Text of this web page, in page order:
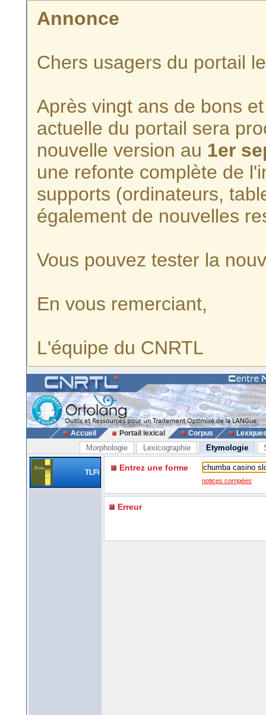
Annonce
Chers usagers du portail
Après vingt ans de bons
actuelle du portail sera
nouvelle version au 1er
une refonte complète de
supports (ordinateurs,
également de nouvelles
Vous pouvez tester la
En vous remerciant,
L'équipe du CNRTL
Accueil Portail lexical Corpus
Morphologie Lexicographie Etymologie
TLFi Entrez une forme
notices corrigées
Erreur